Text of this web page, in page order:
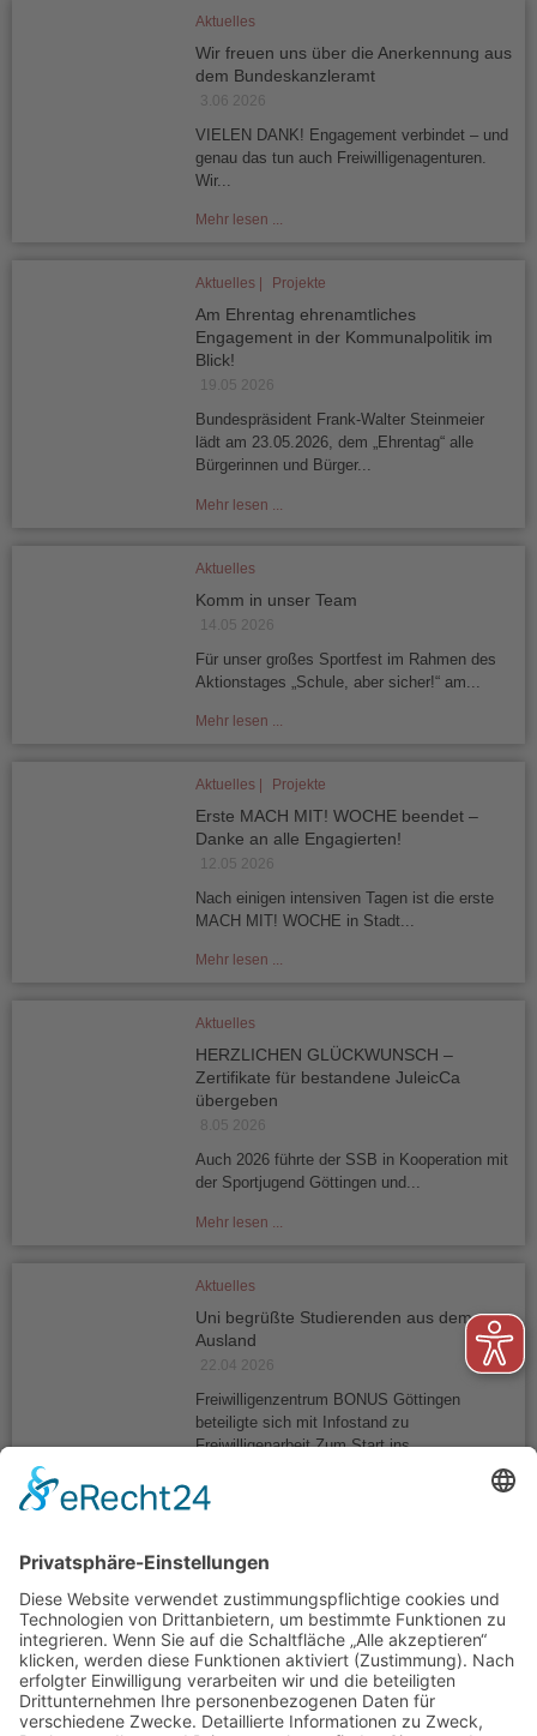
Aktuelles
Wir freuen uns über die Anerkennung aus
dem Bundeskanzleramt
3.06 2026
VIELEN DANK! Engagement verbindet – und
genau das tun auch Freiwilligenagenturen.
Wir...
Mehr lesen ...
Aktuelles | Projekte
Am Ehrentag ehrenamtliches
Engagement in der Kommunalpolitik im
Blick!
19.05 2026
Bundespräsident Frank-Walter Steinmeier
lädt am 23.05.2026, dem „Ehrentag“ alle
Bürgerinnen und Bürger...
Mehr lesen ...
Aktuelles
Komm in unser Team
14.05 2026
Für unser großes Sportfest im Rahmen des
Aktionstages „Schule, aber sicher!“ am...
Mehr lesen ...
Aktuelles | Projekte
Erste MACH MIT! WOCHE beendet –
Danke an alle Engagierten!
12.05 2026
Nach einigen intensiven Tagen ist die erste
MACH MIT! WOCHE in Stadt...
Mehr lesen ...
Aktuelles
HERZLICHEN GLÜCKWUNSCH –
Zertifikate für bestandene JuleicCa
übergeben
8.05 2026
Auch 2026 führte der SSB in Kooperation mit
der Sportjugend Göttingen und...
Mehr lesen ...
Aktuelles
Uni begrüßte Studierenden aus dem
Ausland
22.04 2026
Freiwilligenzentrum BONUS Göttingen
beteiligte sich mit Infostand zu
Freiwilligenarbeit Zum Start ins...
Mehr lesen ...
Impressum Datenschutzerklärung Kontakt